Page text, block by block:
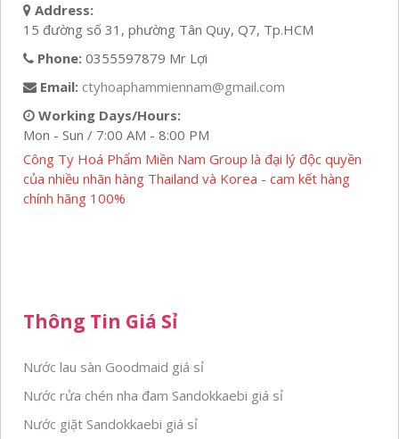
Address:
15 đường số 31, phường Tân Quy, Q7, Tp.HCM
Phone: 0355597879 Mr Lợi
Email: ctyhoaphammiennam@gmail.com
Working Days/Hours:
Mon - Sun / 7:00 AM - 8:00 PM
Công Ty Hoá Phẩm Miền Nam Group là đại lý độc quyền
của nhiều nhãn hàng Thailand và Korea - cam kết hàng
chính hãng 100%
Thông Tin Giá Sỉ
Nước lau sàn Goodmaid giá sỉ
Nước rửa chén nha đam Sandokkaebi giá sỉ
Nước giặt Sandokkaebi giá sỉ